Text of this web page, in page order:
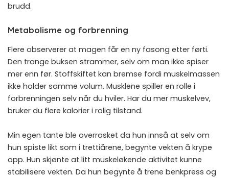
brudd.
Metabolisme og forbrenning
Flere observerer at magen får en ny fasong etter førti.
Den trange buksen strammer, selv om man ikke spiser
mer enn før. Stoffskiftet kan bremse fordi muskelmassen
ikke holder samme volum. Musklene spiller en rolle i
forbrenningen selv når du hviler. Har du mer muskelvev,
bruker du flere kalorier i rolig tilstand.
Min egen tante ble overrasket da hun innså at selv om
hun spiste likt som i trettiårene, begynte vekten å krype
opp. Hun skjønte at litt muskeløkende aktivitet kunne
stabilisere vekten. Da hun begynte å trene benkpress og